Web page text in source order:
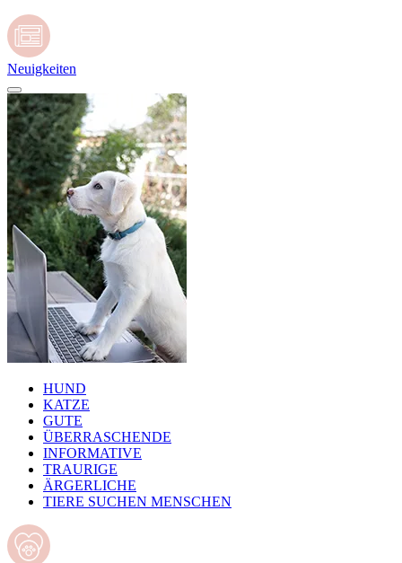
Neuigkeiten
HUND
KATZE
GUTE
ÜBERRASCHENDE
INFORMATIVE
TRAURIGE
ÄRGERLICHE
TIERE SUCHEN MENSCHEN